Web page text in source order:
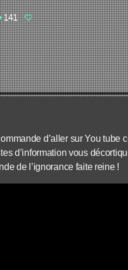
141
d’aller sur You tube
d’information vous
de l’ignorance faite reine !